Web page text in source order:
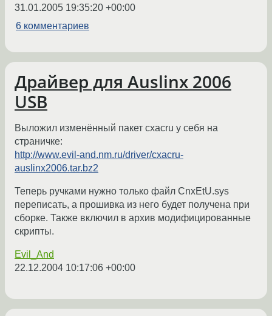
31.01.2005 19:35:20 +00:00
6 комментариев
Драйвер для Auslinx 2006
USB
Выложил изменённый пакет cxacru у себя на
страничке:
http://www.evil-and.nm.ru/driver/cxacru-
auslinx2006.tar.bz2
Теперь ручками нужно только файл CnxEtU.sys
переписать, а прошивка из него будет получена при
сборке. Также включил в архив модифицированные
скрипты.
Evil_And
22.12.2004 10:17:06 +00:00